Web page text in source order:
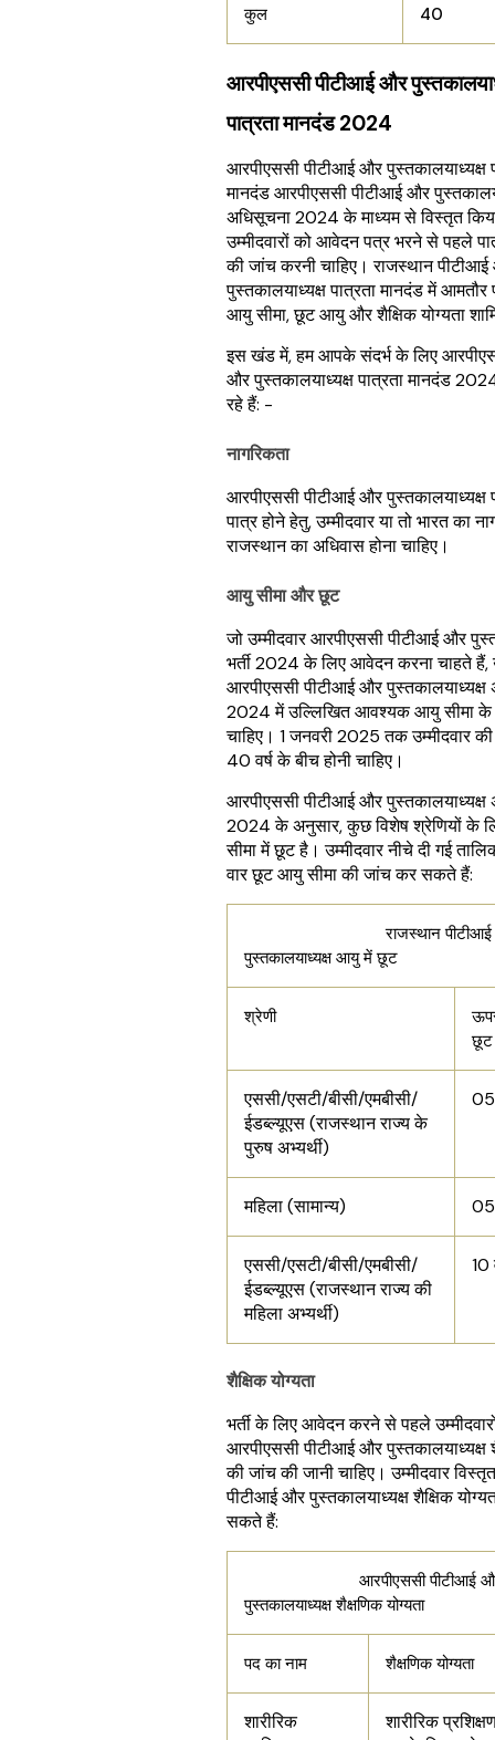
कुल 40
आरपीएससी पीटीआई और
पात्रता मानदंड 2024
आरपीएससी पीटीआई और पुस्तकालयाध्यक्ष
मानदंड आरपीएससी पीटीआई और
अधिसूचना 2024 के माध्यम से विस्तृत
उम्मीदवारों को आवेदन पत्र भरने से पहले
की जांच करनी चाहिए। राजस्थान
पुस्तकालयाध्यक्ष पात्रता मानदंड में आमतौर
आयु सीमा, छूट आयु और शैक्षिक योग्यता
इस खंड में, हम आपके संदर्भ के लिए
और पुस्तकालयाध्यक्ष पात्रता मानदंड
रहे हैं: -
नागरिकता
आरपीएससी पीटीआई और पुस्तकालयाध्यक्ष
पात्र होने हेतु, उम्मीदवार या तो भारत का
राजस्थान का अधिवास होना चाहिए।
आयु सीमा और छूट
जो उम्मीदवार आरपीएससी पीटीआई और
भर्ती 2024 के लिए आवेदन करना चाहते हैं,
आरपीएससी पीटीआई और पुस्तकालयाध्यक्ष
2024 में उल्लिखित आवश्यक आयु सीमा के
चाहिए। 1 जनवरी 2025 तक उम्मीदवार
40 वर्ष के बीच होनी चाहिए।
आरपीएससी पीटीआई और पुस्तकालयाध्यक्ष
2024 के अनुसार, कुछ विशेष श्रेणियों के
सीमा में छूट है। उम्मीदवार नीचे दी गई
वार छूट आयु सीमा की जांच कर सकते हैं:
राजस्थान पीटीआई
पुस्तकालयाध्यक्ष आयु में छूट
श्रेणी
छूट
एससी/एसटी/बीसी/एमबीसी/
ईडब्ल्यूएस (राजस्थान राज्य के
पुरुष अभ्यर्थी)
05
महिला (सामान्य) 05
एससी/एसटी/बीसी/एमबीसी/
ईडब्ल्यूएस (राजस्थान राज्य की
महिला अभ्यर्थी)
10
शैक्षिक योग्यता
भर्ती के लिए आवेदन करने से पहले उम्मीदवारों
आरपीएससी पीटीआई और पुस्तकालयाध्यक्ष
की जांच की जानी चाहिए। उम्मीदवार
पीटीआई और पुस्तकालयाध्यक्ष शैक्षिक
सकते हैं:
आरपीएससी पीटीआई
पुस्तकालयाध्यक्ष शैक्षणिक योग्यता
पद का नाम शैक्षणिक योग्यता
शारीरिक
शारीरिक